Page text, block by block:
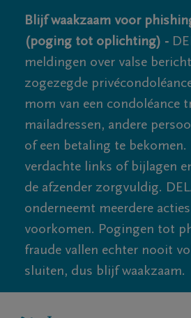
Blijf waakzaam voor
(poging tot oplichting) -
meldingen over valse
zogezegde
mom van een condoléance
mailadressen, andere
of een betaling te
verdachte links of bijlagen
de afzender zorgvuldig.
onderneemt meerdere
voorkomen. Pogingen tot
fraude vallen echter nooit
sluiten, dus blijf waakzaam.